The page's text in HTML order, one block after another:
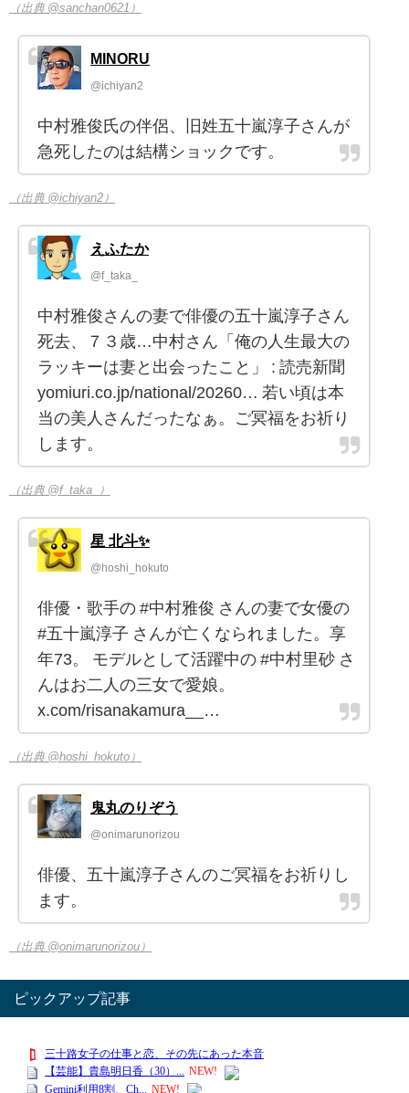
（出典 @sanchan0621）
MINORU
@ichiyan2
中村雅俊氏の伴侶、旧姓五十嵐淳子さんが
急死したのは結構ショックです。
（出典 @ichiyan2）
えふたか
@f_taka_
中村雅俊さんの妻で俳優の五十嵐淳子さん
死去、７３歳…中村さん「俺の人生最大の
ラッキーは妻と出会ったこと」 : 読売新聞
yomiuri.co.jp/national/20260… 若い頃は本
当の美人さんだったなぁ。ご冥福をお祈り
します。
（出典 @f_taka_）
星 北斗✨
@hoshi_hokuto
俳優・歌手の #中村雅俊 さんの妻で女優の
#五十嵐淳子 さんが亡くなられました。享
年73。 モデルとして活躍中の #中村里砂 さ
んはお二人の三女で愛娘。
x.com/risanakamura__…
（出典 @hoshi_hokuto）
鬼丸のりぞう
@onimarunorizou
俳優、五十嵐淳子さんのご冥福をお祈りし
ます。
（出典 @onimarunorizou）
ピックアップ記事